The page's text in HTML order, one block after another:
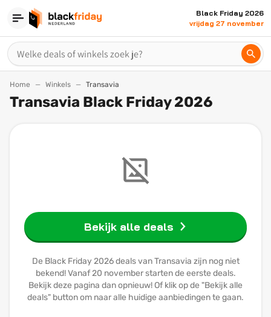
Black Friday 2026
vrijdag 27 november
Home Winkels Transavia
Transavia Black Friday 2026
Bekijk alle deals
De Black Friday 2026 deals van Transavia zijn nog niet
bekend! Vanaf 20 november starten de eerste deals.
Bekijk deze pagina dan opnieuw! Of klik op de "Bekijk alle
deals" button om naar alle huidige aanbiedingen te gaan.